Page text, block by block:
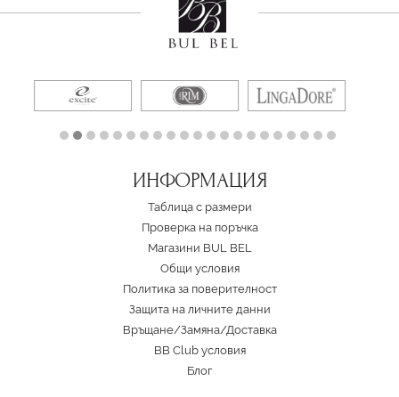
ИНФОРМАЦИЯ
Таблица с размери
Проверка на поръчка
Магазини BUL BEL
Oбщи условия
Политика за поверителност
Защита на личните данни
Връщане/Замяна/Доставка
BB Club условия
Блог